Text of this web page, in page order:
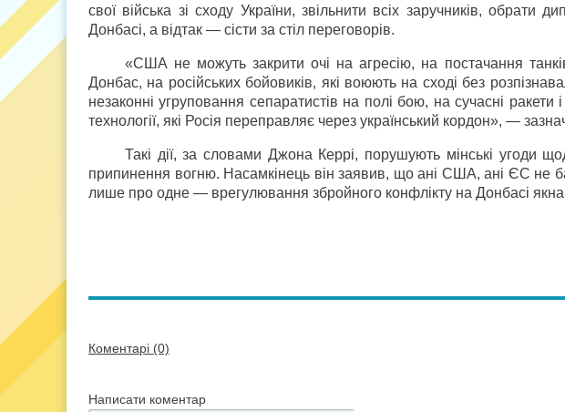
свої війська зі сходу України, звільнити всіх заручників, обрати
Донбасі, а відтак — сісти за стіл переговорів.
«США не можуть закрити очі на агресію, на постачання
Донбас, на російських бойовиків, які воюють на сході без
незаконні угруповання сепаратистів на полі бою, на сучасні ракети
технології, які Росія переправляє через український кордон», —
Такі дії, за словами Джона Керрі, порушують мінські угоди
припинення вогню. Насамкінець він заявив, що ані США, ані ЄС не
лише про одне — врегулювання збройного конфлікту на Донбасі
Коментарі (0)
Написати коментар